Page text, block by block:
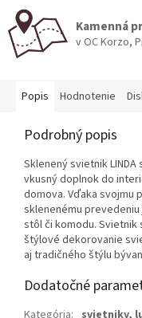
Kamenná
v OC Korzo,
Popis Hodnotenie
Podrobný popis
Sklenený svietnik
vkusný doplnok do
domova. Vďaka svojmu
sklenenému
stôl či komodu.
štýlové dekorovanie
aj tradičného štýlu
Dodatočné